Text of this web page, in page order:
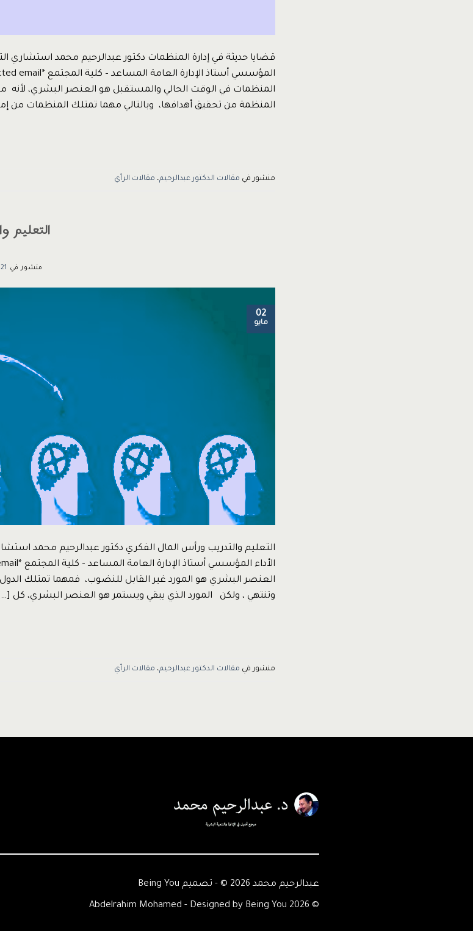
قضايا حديثة في إدارة المنظمات دكتور عبدالرحيم محمد استشاري
المنظمات في الوقت الحالي والمستقبل هو العنصر البشري، لأنه
المنظمة من تحقيق أهدافها، وبالتالي مهما تمتلك المنظمات من
منشور في مقالات الدكتور عبدالرحيم، مقالات الرأي
التعليم
منشور في
02
مايو
التعليم والتدريب ورأس المال الفكري دكتور عبدالرحيم محمد
العنصر البشري هو المورد غير القابل للنضوب، فمهما تمتلك
وتنتهي ، ولكن المورد الذي يبقي ويستمر هو العنصر البشري، كل
منشور في مقالات الدكتور عبدالرحيم، مقالات الرأي
عبدالرحيم محمد 2026 © - تصميم Being You
© 2026 Abdelrahim Mohamed - Designed by Being You